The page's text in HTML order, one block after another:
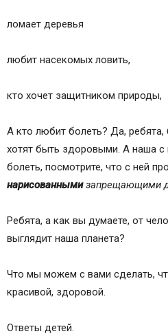
ломает деревья
любит насекомых ловить,
кто хочет защитником природы,
А кто любит болеть? Да, ребята,
хотят быть здоровыми. А наша с
болеть, посмотрите, что с ней
нарисованнымизапрещающими
Ребята, а как вы думаете, от
выглядит наша планета?
Что мы можем с вами сделать,
красивой, здоровой.
Ответы детей.